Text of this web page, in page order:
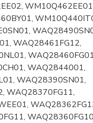
WAQ28461FG12,
WAQ2844001,
WAQ28390SN01,
WAQ28370FG11,